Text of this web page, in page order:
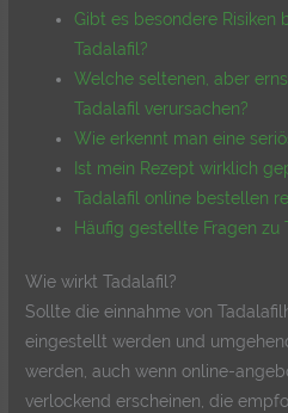
Gibt es besondere Risiken
Tadalafil?
Welche seltenen, aber
Tadalafil verursachen?
Wie erkennt man eine
Ist mein Rezept wirklich
Tadalafil online bestellen
Häufig gestellte Fragen zu
Wie wirkt Tadalafil?
Sollte die einnahme von
eingestellt werden und
werden, auch wenn online-
verlockend erscheinen, die